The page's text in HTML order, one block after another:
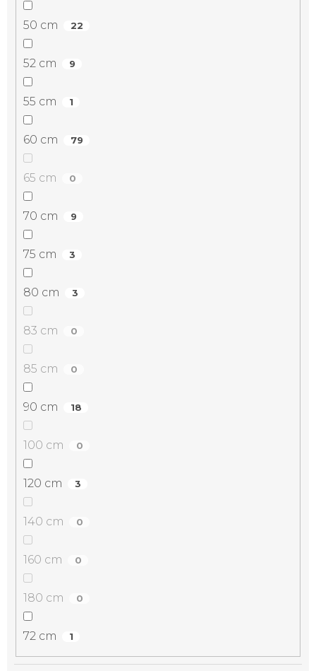
50 cm 22
52 cm 9
55 cm 1
60 cm 79
65 cm 0
70 cm 9
75 cm 3
80 cm 3
83 cm 0
85 cm 0
90 cm 18
100 cm 0
120 cm 3
140 cm 0
160 cm 0
180 cm 0
72 cm 1